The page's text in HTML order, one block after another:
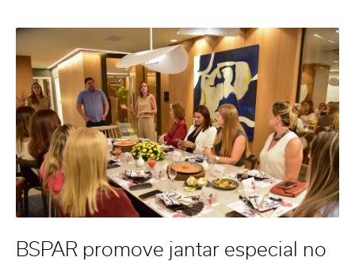
BSPAR promove jantar especial no